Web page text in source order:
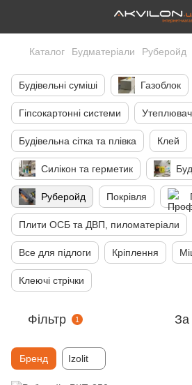
Каталог Будматеріали Руберойд
Будівельні суміші Газоблок
Гіпсокартонні системи Утеплювач
Будівельна сітка та плівка Клей
Силікон та герметик
Руберойд Покрівля
Плити ОСБ та ДВП, пиломатеріали
Все для підлоги Кріплення
Клеючі стрічки
Фільтр 1 За
Бренд Izolit